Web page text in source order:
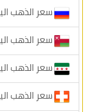
سعر الذهب
سعر الذهب
سعر الذهب
سعر الذهب